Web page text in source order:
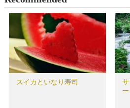
スイカといなり寿司